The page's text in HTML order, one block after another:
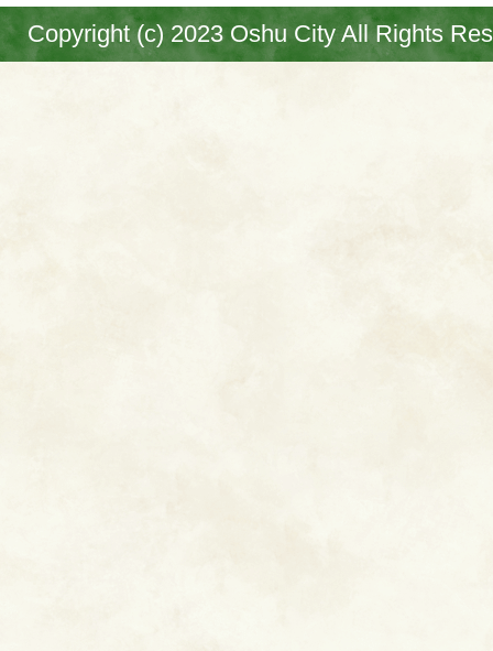
Copyright (c) 2023 Oshu City All Rights